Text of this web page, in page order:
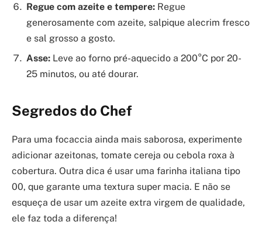
Regue com azeite e tempere: Regue
generosamente com azeite, salpique alecrim fresco
e sal grosso a gosto.
Asse: Leve ao forno pré-aquecido a 200°C por 20-
25 minutos, ou até dourar.
Segredos do Chef
Para uma focaccia ainda mais saborosa, experimente
adicionar azeitonas, tomate cereja ou cebola roxa à
cobertura. Outra dica é usar uma farinha italiana tipo
00, que garante uma textura super macia. E não se
esqueça de usar um azeite extra virgem de qualidade,
ele faz toda a diferença!